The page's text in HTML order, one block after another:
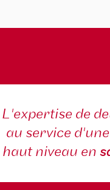
L'expertise de
au service
haut niveau en